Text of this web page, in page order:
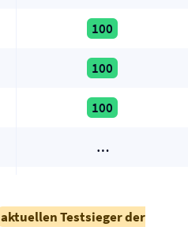
100
100
100
…
aktuellen Testsieger der